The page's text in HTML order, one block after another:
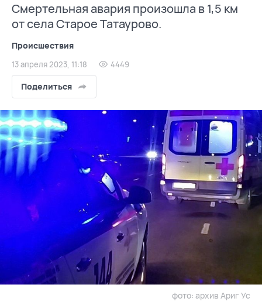
Смертельная авария произошла в 1,5 км
от села Старое Татаурово.
Происшествия
13 апреля 2023, 11:18 4449
Поделиться
фото: архив Ариг Ус